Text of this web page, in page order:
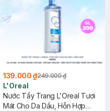
139.000 ₫249.000 ₫
L'Oreal
Nước Tẩy Trang L'Oreal Tươi
Mát Cho Da Dầu, Hỗn Hợp